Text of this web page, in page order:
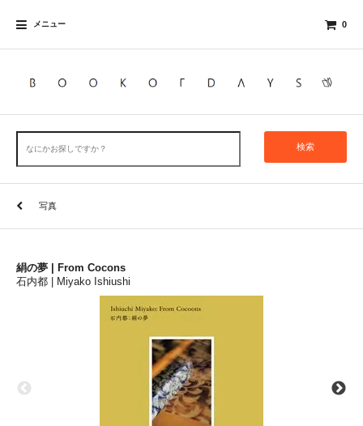
メニュー 0
検索
写真
絹の夢 | From Cocons
石内都 | Miyako Ishiushi